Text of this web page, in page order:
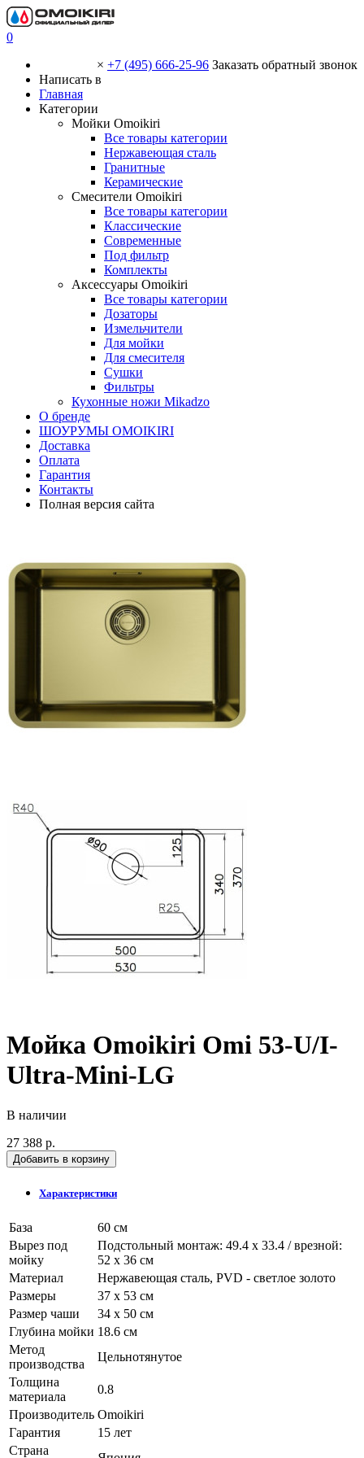
0
× +7 (495) 666-25-96 Заказать обратный звонок
Написать в
Главная
Категории
Мойки Omoikiri
Все товары категории
Нержавеющая сталь
Гранитные
Керамические
Смесители Omoikiri
Все товары категории
Классические
Современные
Под фильтр
Комплекты
Аксессуары Omoikiri
Все товары категории
Дозаторы
Измельчители
Для мойки
Для смесителя
Сушки
Фильтры
Кухонные ножи Mikadzo
О бренде
ШОУРУМЫ OMOIKIRI
Доставка
Оплата
Гарантия
Контакты
Полная версия сайта
Мойка Omoikiri Omi 53-U/I-
Ultra-Mini-LG
В наличии
27 388 р.
Добавить в корзину
Характеристики
База
60 см
Вырез под
мойку
Подстольный монтаж: 49.4 х 33.4 / врезной:
52 х 36 см
Материал
Нержавеющая сталь, PVD - светлое золото
Размеры
37 х 53 см
Размер чаши
34 х 50 см
Глубина мойки 18.6 см
Метод
производства
Цельнотянутое
Толщина
материала
0.8
Производитель Omoikiri
Гарантия
15 лет
Страна